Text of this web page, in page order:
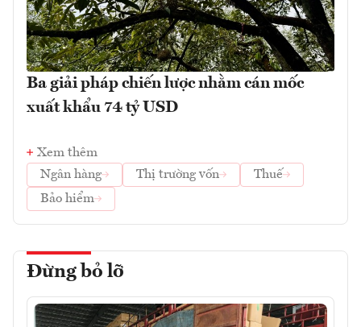
Ba giải pháp chiến lược nhằm cán mốc
xuất khẩu 74 tỷ USD
Xem thêm
Ngân hàng
Thị trường vốn
Thuế
Bảo hiểm
Đừng bỏ lỡ